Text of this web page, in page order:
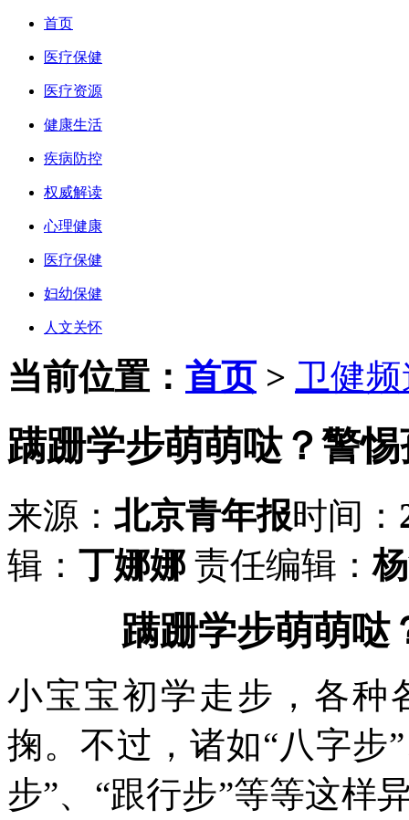
首页
医疗保健
医疗资源
健康生活
疾病防控
权威解读
心理健康
医疗保健
妇幼保健
人文关怀
当前位置： 首页 > 卫健
蹒跚学步萌萌哒？警
来源： 北京青年报时间：
辑： 丁娜娜 责任编辑：
蹒跚学步萌萌哒
小宝宝初学走步，各种
掬。不过，诸如“八字步
步”、“跟行步”等等这样